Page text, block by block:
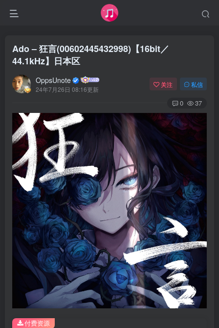
Ado – 狂言(00602445432998)【16bit／
44.1kHz】日本区
OppsUnote
24年7月26日 08:16更新
关注 私信
0 37
付费资源